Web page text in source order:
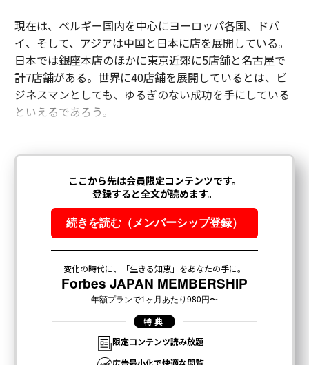
現在は、ベルギー国内を中心にヨーロッパ各国、ドバ
イ、そして、アジアは中国と日本に店を展開している。
日本では銀座本店のほかに東京近郊に5店舗と名古屋で
計7店舗がある。世界に40店舗を展開しているとは、ビ
ジネスマンとしても、ゆるぎのない成功を手にしている
といえるであろう。